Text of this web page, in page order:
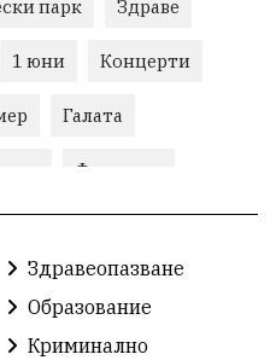
парк Здраве
1 юни Концерти
Галата
Фестивал
История
протест
Здравеопазване
Образование
Криминално